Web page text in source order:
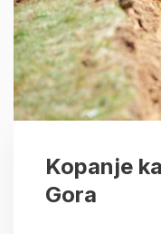
Kopanje
Gora